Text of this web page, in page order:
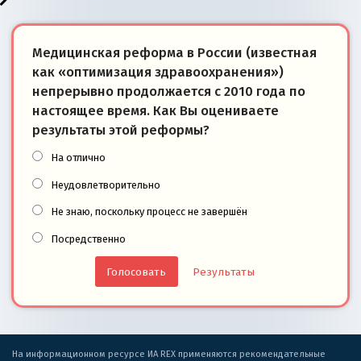
Медицинская реформа в России (известная
как «оптимизация здравоохранения»)
непрерывно продолжается с 2010 года по
настоящее время. Как Вы оцениваете
результаты этой реформы?
На отлично
Неудовлетворительно
Не знаю, поскольку процесс не завершён
Посредственно
Результаты
На информационном ресурсе ИА REX применяются рекомендательные